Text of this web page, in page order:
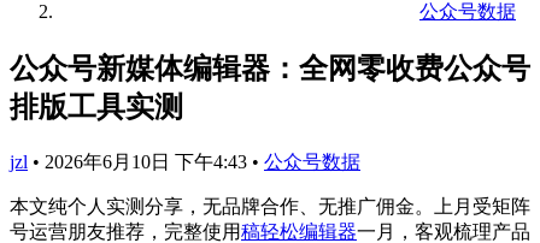
公众号数据
公众号新媒体编辑器：全网零收费公众号
排版工具实测
jzl • 2026年6月10日 下午4:43 • 公众号数据
本文纯个人实测分享，无品牌合作、无推广佣金。上月受矩阵
号运营朋友推荐，完整使用稿轻松编辑器一月，客观梳理产品